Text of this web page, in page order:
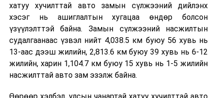
хатуу хучилттай авто замын сүлжээний дийлэнх
хэсэг нь ашиглалтын хугацаа өндөр болсон
үзүүлэлттэй байна. Замын сүлжээний насжилтын
судалгаанаас үзвэл нийт 4,038.5 км буюу 56 хувь нь
13-аас дээш жилийн, 2,813.6 км буюу 39 хувь нь 6-12
жилийн, харин 1,104.7 км буюу 15 хувь нь 1-5 жилийн
насжилттай авто зам эзэлж байна.